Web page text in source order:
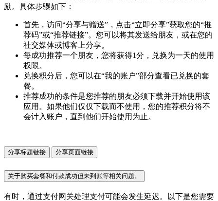
励。具体步骤如下：
首先，访问“分享与赠送”，点击“立即分享”获取您的“推
荐码”或“推荐链接”。您可以将其发送给朋友，或在您的
社交媒体或博客上分享。
每成功推荐一个朋友，您将获得1分，兑换为一天的使用
权限。
兑换积分后，您可以在“我的账户”部分查看已兑换的套
餐。
推荐成功的条件是您推荐的朋友必须下载并开始使用该
应用。如果他们仅仅下载而不使用，您的推荐积分将不
会计入账户，直到他们开始使用为止。
分享标题链接 分享页面链接
关于购买套餐和付款成功但未到账等相关问题。
有时，通过支付网关处理支付可能会发生延迟。以下是您需要